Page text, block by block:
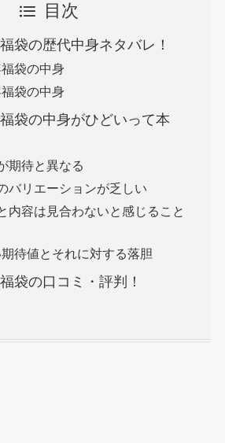
目次
袋の歴代中身ネタバレ！
袋の中身
袋の中身
袋の中身がひどいって本
期待と異なる
バリエーションが乏しい
内容は見合わないと感じること
期待値とそれに対する落胆
袋の口コミ・評判！